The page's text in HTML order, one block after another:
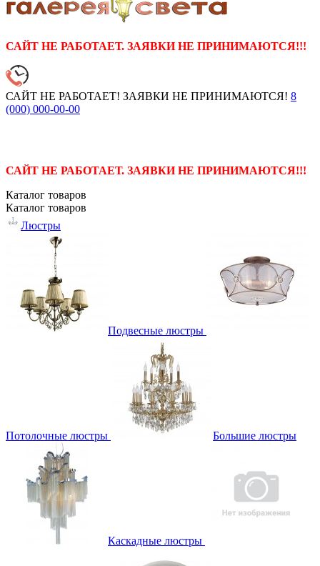
САЙТ НЕ РАБОТАЕТ. ЗАЯВКИ НЕ ПРИНИМАЮТСЯ!!!
САЙТ НЕ РАБОТАЕТ! ЗАЯВКИ НЕ ПРИНИМАЮТСЯ! 8
(000) 000-00-00
САЙТ НЕ РАБОТАЕТ. ЗАЯВКИ НЕ ПРИНИМАЮТСЯ!!!
Каталог товаров
Каталог товаров
Люстры
Подвесные люстры
Потолочные люстры Большие люстры
Каскадные люстры